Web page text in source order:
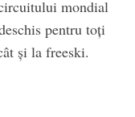
mondial
pentru toți
și la freeski.